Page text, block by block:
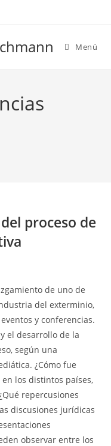
Menú
proceso de
de uno de
del exterminio,
y conferencias.
el desarrollo de la
según una
¿Cómo fue
los distintos países,
repercusiones
discusiones jurídicas
observar entre los